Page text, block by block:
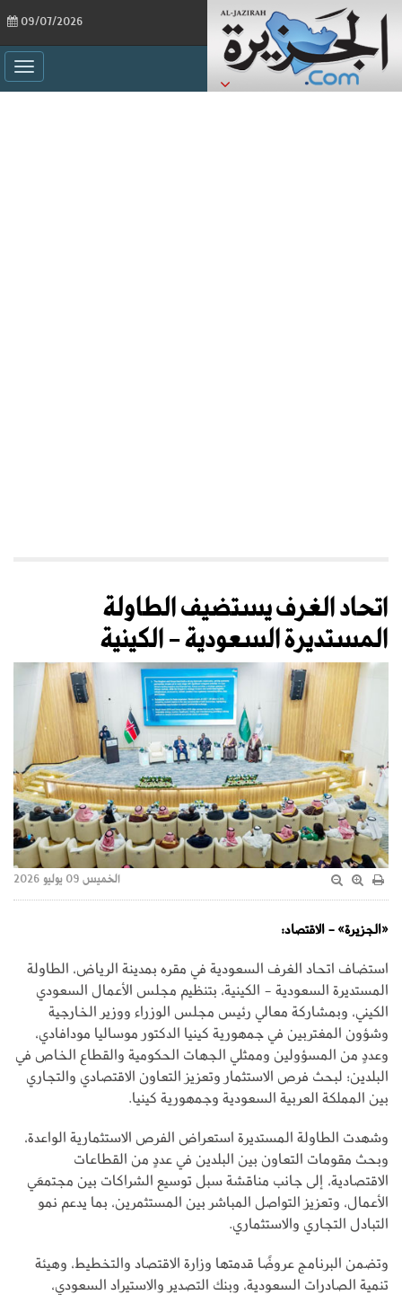
اتحاد الغرف يستضيف الطاولة
المستديرة السعودية - الكينية
الخميس 09 يوليو 2026
«الجزيرة» - الاقتصاد:
استضاف اتحاد الغرف السعودية في مقره بمدينة الرياض، الطاولة
المستديرة السعودية - الكينية، بتنظيم مجلس الأعمال السعودي
الكيني، وبمشاركة معالي رئيس مجلس الوزراء ووزير الخارجية
وشؤون المغتربين في جمهورية كينيا الدكتور موساليا مودافادي،
وعددٍ من المسؤولين وممثلي الجهات الحكومية والقطاع الخاص في
البلدين؛ لبحث فرص الاستثمار وتعزيز التعاون الاقتصادي والتجاري
بين المملكة العربية السعودية وجمهورية كينيا.
وشهدت الطاولة المستديرة استعراض الفرص الاستثمارية الواعدة،
وبحث مقومات التعاون بين البلدين في عددٍ من القطاعات
الاقتصادية، إلى جانب مناقشة سبل توسيع الشراكات بين مجتمعَي
الأعمال، وتعزيز التواصل المباشر بين المستثمرين، بما يدعم نمو
التبادل التجاري والاستثماري.
وتضمن البرنامج عروضًا قدمتها وزارة الاقتصاد والتخطيط، وهيئة
تنمية الصادرات السعودية، وبنك التصدير والاستيراد السعودي،